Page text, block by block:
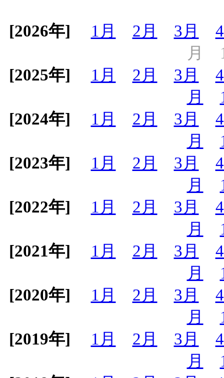
[2026年] 1月 2月 3月
月
[2025年]
1月 2月 3月
月
[2024年]
1月 2月 3月
月
[2023年]
1月 2月 3月
月
[2022年]
1月 2月 3月
月
[2021年]
1月 2月 3月
月
[2020年]
1月 2月 3月
月
[2019年]
1月 2月 3月
月